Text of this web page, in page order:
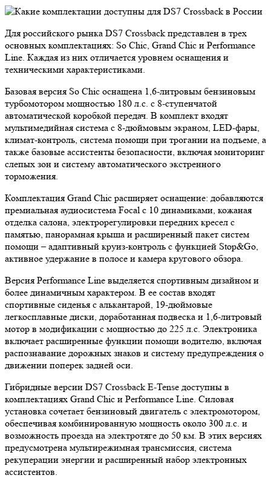
Для российского рынка DS7 Crossback представлен в трех
основных комплектациях: So Chic, Grand Chic и Performance
Line. Каждая из них отличается уровнем оснащения и
техническими характеристиками.
Базовая версия So Chic оснащена 1,6-литровым бензиновым
турбомотором мощностью 180 л.с. с 8-ступенчатой
автоматической коробкой передач. В комплект входят
мультимедийная система с 8-дюймовым экраном, LED-фары,
климат-контроль, система помощи при трогании на подъеме, а
также базовые ассистенты безопасности, включая мониторинг
слепых зон и систему автоматического экстренного
торможения.
Комплектация Grand Chic расширяет оснащение: добавляются
премиальная аудиосистема Focal с 10 динамиками, кожаная
отделка салона, электрорегулировки передних кресел с
памятью, панорамная крыша и расширенный пакет систем
помощи – адаптивный круиз-контроль с функцией Stop&Go,
активное удержание в полосе и камера кругового обзора.
Версия Performance Line выделяется спортивным дизайном и
более динамичным характером. В ее состав входят
спортивные сиденья с алькантарой, 19-дюймовые
легкосплавные диски, доработанная подвеска и 1,6-литровый
мотор в модификации с мощностью до 225 л.с. Электроника
включает расширенные функции помощи водителю, включая
распознавание дорожных знаков и систему предупреждения о
движении поперек задней оси.
Гибридные версии DS7 Crossback E-Tense доступны в
комплектациях Grand Chic и Performance Line. Силовая
установка сочетает бензиновый двигатель с электромотором,
обеспечивая комбинированную мощность около 300 л.с. и
возможность проезда на электротяге до 50 км. В этих версиях
предусмотрена мультирежимная трансмиссия, система
рекуперации энергии и расширенный набор электронных
ассистентов.